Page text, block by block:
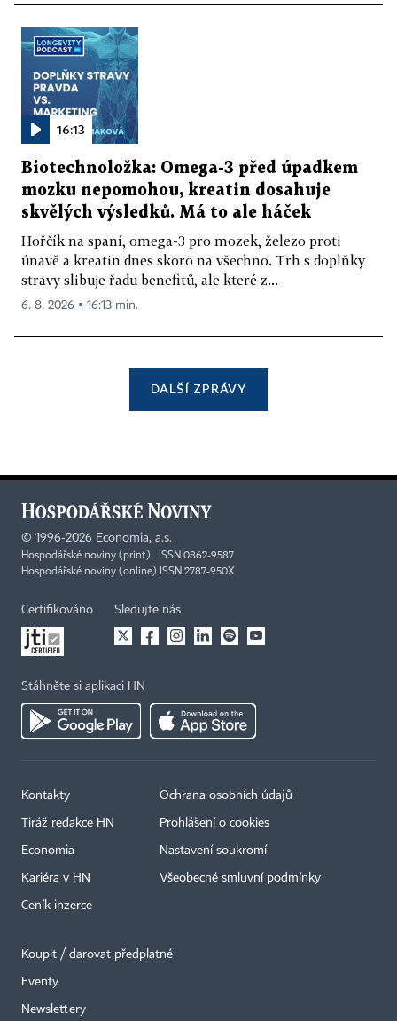
16:13
Biotechnoložka: Omega-3 před úpadkem
mozku nepomohou, kreatin dosahuje
skvělých výsledků. Má to ale háček
Hořčík na spaní, omega-3 pro mozek, železo proti
únavě a kreatin dnes skoro na všechno. Trh s doplňky
stravy slibuje řadu benefitů, ale které z...
6. 8. 2026 ▪ 16:13 min.
DALŠÍ ZPRÁVY
© 1996-2026 Economia, a.s.
Hospodářské noviny (print) ISSN 0862-9587
Hospodářské noviny (online) ISSN 2787-950X
Certifikováno Sledujte nás
Stáhněte si aplikaci HN
Kontakty
Tiráž redakce HN
Economia
Kariéra v HN
Ceník inzerce
Ochrana osobních údajů
Prohlášení o cookies
Nastavení soukromí
Všeobecné smluvní podmínky
Koupit / darovat předplatné
Eventy
Newslettery